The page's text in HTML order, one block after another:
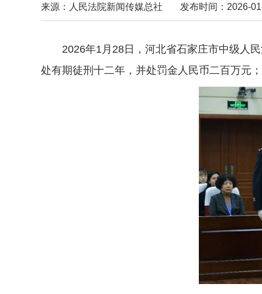
来源：人民法院新闻传媒总社 发布时间：2026-
2026年1月28日，河北省石家庄市中级人民
处有期徒刑十二年，并处罚金人民币二百万元